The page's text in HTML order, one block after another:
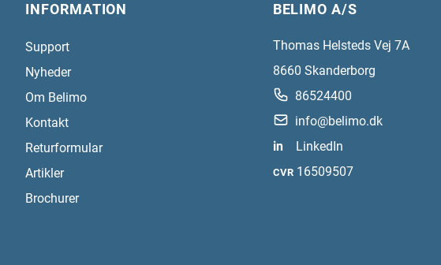
INFORMATION
Support
Nyheder
Om Belimo
Kontakt
Returformular
Artikler
Brochurer
BELIMO A/S
Thomas Helsteds Vej 7A
8660 Skanderborg
86524400
info@belimo.dk
in
LinkedIn
CVR 16509507